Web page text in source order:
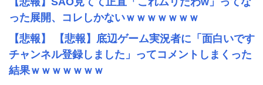
った展開、コレしかないｗｗｗｗｗｗｗ
【悲報】 【悲報】底辺ゲーム実況者に「面白いです
チャンネル登録しました」ってコメントしまくった
結果ｗｗｗｗｗｗｗ